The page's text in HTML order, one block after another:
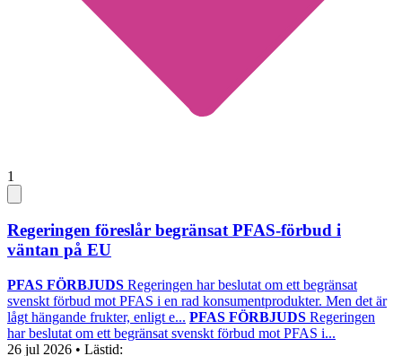
1
Regeringen föreslår begränsat PFAS-förbud i
väntan på EU
PFAS FÖRBJUDS Regeringen har beslutat om ett begränsat
svenskt förbud mot PFAS i en rad konsumentprodukter. Men det är
lågt hängande frukter, enligt e... PFAS FÖRBJUDS Regeringen
har beslutat om ett begränsat svenskt förbud mot PFAS i...
26 jul 2026 • Lästid: